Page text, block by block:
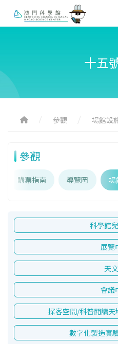
十五
參觀 場館設
參觀
購票指南 導覽圖 場
科學館
展覽
天
會議
探客空間/科普閱讀天
數字化製造實